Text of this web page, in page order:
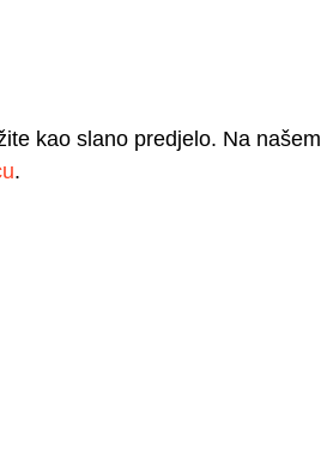
kao slano predjelo. Na našem
.